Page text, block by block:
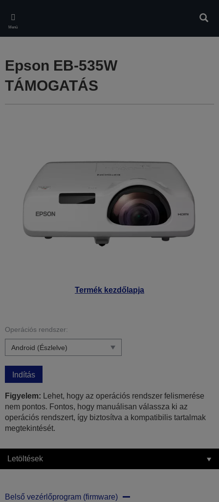
main
content
Menü
Termék kezdőlapja
Epson EB-535W
TÁMOGATÁS
Operációs rendszer:
Indítás
Figyelem: Lehet, hogy az operációs rendszer felismerése
nem pontos. Fontos, hogy manuálisan válassza ki az
operációs rendszert, így biztosítva a kompatibilis tartalmak
megtekintését.
Letöltések
Belső vezérlőprogram (firmware)